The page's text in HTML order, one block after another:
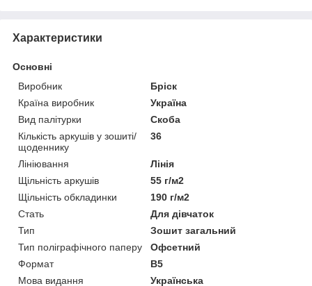
Характеристики
Основні
Виробник
Бріск
Країна виробник
Україна
Вид палітурки
Скоба
Кількість аркушів у зошиті/
щоденнику
36
Лініювання
Лінія
Щільність аркушів
55 г/м2
Щільність обкладинки
190 г/м2
Стать
Для дівчаток
Тип
Зошит загальний
Тип поліграфічного паперу
Офсетний
Формат
В5
Мова видання
Українська